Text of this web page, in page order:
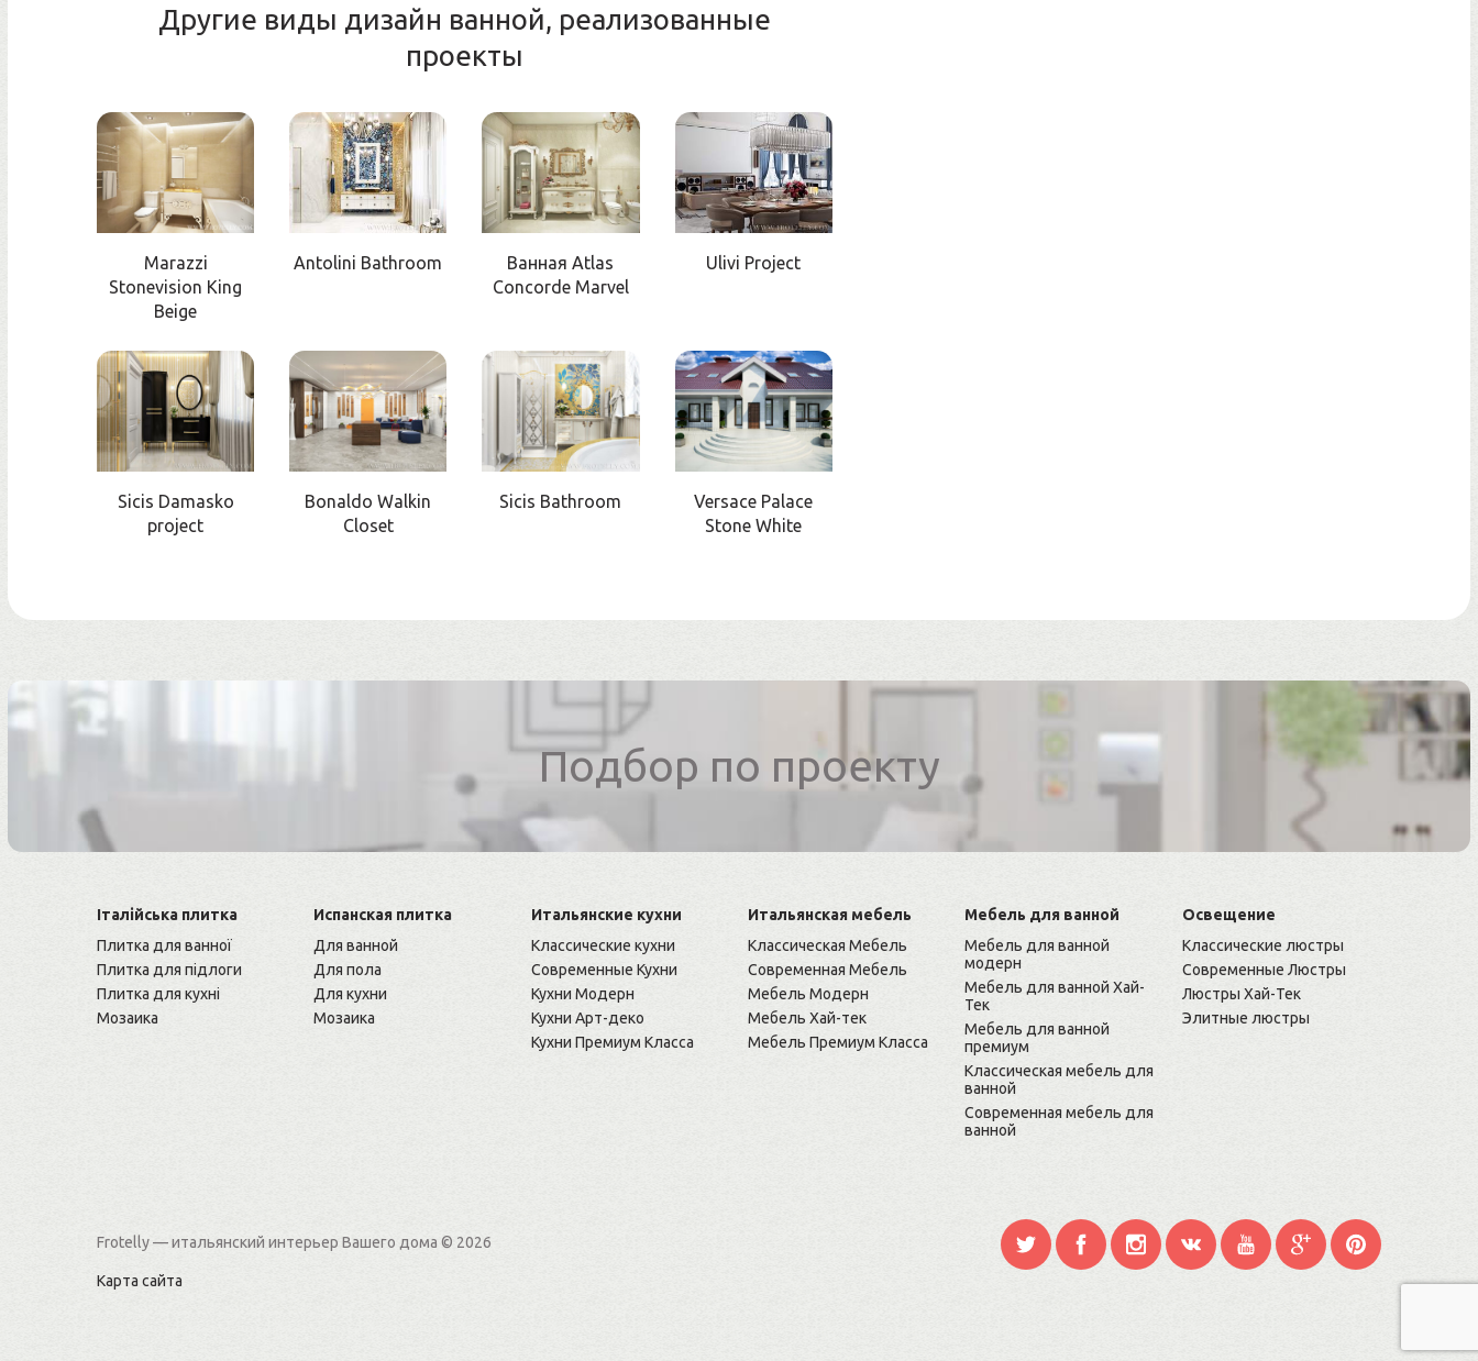
Другие виды дизайн ванной, реализованные
проекты
Marazzi
Stonevision King
Beige
Antolini Bathroom
Ванная Atlas
Concorde Marvel
Ulivi Project
Sicis Damasko
project
Bonaldo Walkin
Closet
Sicis Bathroom
Versace Palace
Stone White
Подбор по проекту
Італійська плитка
Плитка для ванної
Плитка для підлоги
Плитка для кухні
Мозаика
Испанская плитка
Для ванной
Для пола
Для кухни
Мозаика
Итальянские кухни
Классические кухни
Современные Кухни
Кухни Модерн
Кухни Арт-деко
Кухни Премиум Класса
Итальянская мебель
Классическая Мебель
Современная Мебель
Мебель Модерн
Мебель Хай-тек
Мебель Премиум Класса
Мебель для ванной
Мебель для ванной
модерн
Мебель для ванной Хай-
Тек
Мебель для ванной
премиум
Классическая мебель для
ванной
Cовременная мебель для
ванной
Освещение
Классические люстры
Современные Люстры
Люстры Хай-Тек
Элитные люстры
Frotelly — итальянский интерьер Вашего дома © 2026
Карта сайта